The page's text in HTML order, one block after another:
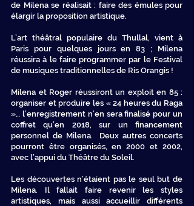
de Milena se réalisait : faire des émules pour
élargir la proposition artistique.
L’art théâtral populaire du Thullal, vient à
Paris pour quelques jours en 83 ; Milena
réussira à le faire programmer par le Festival
de musiques traditionnelles de Ris Orangis !
Milena et Roger réussiront un exploit en 85 :
organiser et produire les « 24 heures du Raga
»… l’enregistrement n’en sera finalisé pour un
coffret qu’en 2018, sur un financement
personnel de Milena. Deux autres concerts
pourront être organisés, en 2000 et 2002,
avec l’appui du Théâtre du Soleil.
Les découvertes n’étaient pas le seul but de
Milena. Il fallait faire revenir les styles
artistiques, mais aussi accueillir différents